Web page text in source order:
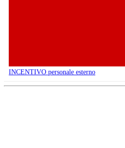
INCENTIVO personale esterno